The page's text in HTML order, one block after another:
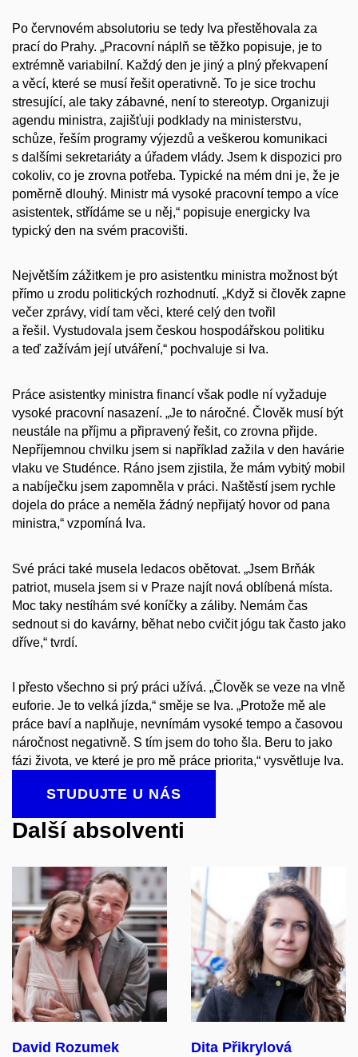
Po červnovém absolutoriu se tedy Iva pře­stěhovala za
prací do Prahy. „Pracovní náplň se těžko popisuje, je to
extrémně variabilní. Každý den je jiný a plný překvapení
a věcí, kte­ré se musí řešit operativně. To je sice trochu
stresující, ale taky zábavné, není to stereotyp. Organizuji
agendu ministra, zajišťuji podklady na ministerstvu,
schůze, řeším programy výjez­dů a veškerou komunikaci
s dalšími sekretariá­ty a úřadem vlády. Jsem k dispozici pro
cokoliv, co je zrovna potřeba. Typické na mém dni je, že je
poměrně dlouhý. Ministr má vysoké pracov­ní tempo a více
asistentek, střídáme se u něj,“ popisuje energicky Iva
typický den na svém pracovišti.
Největším zážitkem je pro asistentku mi­nistra možnost být
přímo u zrodu politických rozhodnutí. „Když si člověk zapne
večer zprá­vy, vidí tam věci, které celý den tvořil
a řešil. Vystudovala jsem českou hospodářskou politi­ku
a teď zažívám její utváření,“ pochvaluje si Iva.
Práce asistentky ministra financí však podle ní vyžaduje
vysoké pracovní nasazení. „Je to ná­ročné. Člověk musí být
neustále na příjmu a při­pravený řešit, co zrovna přijde.
Nepříjemnou chvilku jsem si například zažila v den havárie
vlaku ve Studénce. Ráno jsem zjistila, že mám vybitý mobil
a nabíječku jsem zapomněla v prá­ci. Naštěstí jsem rychle
dojela do práce a neměla žádný nepřijatý hovor od pana
ministra,“ vzpo­míná Iva.
Své práci také musela ledacos obětovat. „Jsem Brňák
patriot, musela jsem si v Praze najít nová oblíbená místa.
Moc taky nestíhám své koníčky a záliby. Nemám čas
sednout si do kavárny, bě­hat nebo cvičit jógu tak často jako
dříve,“ tvrdí.
I přesto všechno si prý práci užívá. „Člověk se veze na vlně
euforie. Je to velká jízda,“ smě­je se Iva. „Protože mě ale
práce baví a naplňuje, nevnímám vysoké tempo a časovou
náročnost negativně. S tím jsem do toho šla. Beru to jako
fázi života, ve které je pro mě práce priorita,“ vysvětluje Iva.
STUDUJTE U NÁS
Další absolventi
David Rozumek Dita Přikrylová